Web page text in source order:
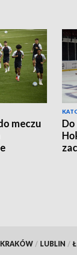
meczu
KRAKÓW / LUBLIN /